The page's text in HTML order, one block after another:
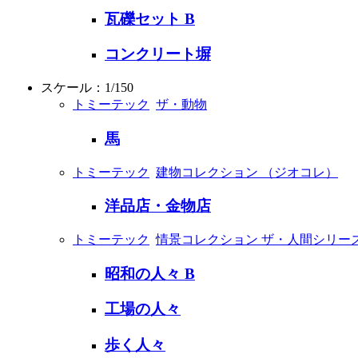
瓦礫セット B
コンクリート塀
スケール：1/150
トミーテック ザ・動物
馬
トミーテック 建物コレクション （ジオコレ）
洋品店・金物店
トミーテック 情景コレクション ザ・人間シリー
昭和の人々 B
工場の人々
歩く人々